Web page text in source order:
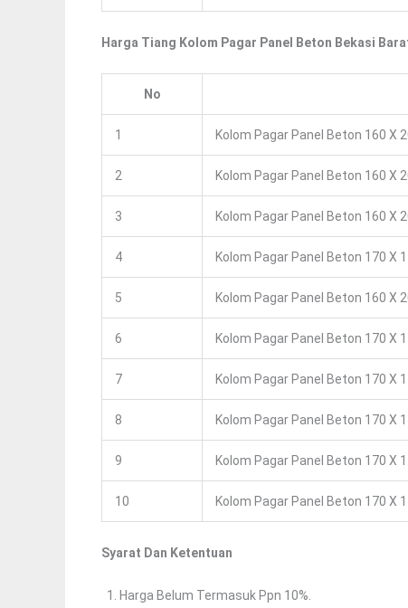
Harga Tiang Kolom Pagar Panel Beton Bekasi
No
1 Kolom Pagar Panel Beton 160 X
2 Kolom Pagar Panel Beton 160 X
3 Kolom Pagar Panel Beton 160 X
4 Kolom Pagar Panel Beton 170 X
5 Kolom Pagar Panel Beton 160 X
6 Kolom Pagar Panel Beton 170 X
7 Kolom Pagar Panel Beton 170 X
8 Kolom Pagar Panel Beton 170 X
9 Kolom Pagar Panel Beton 170 X
10 Kolom Pagar Panel Beton 170 X
Syarat Dan Ketentuan
Harga Belum Termasuk Ppn 10%.